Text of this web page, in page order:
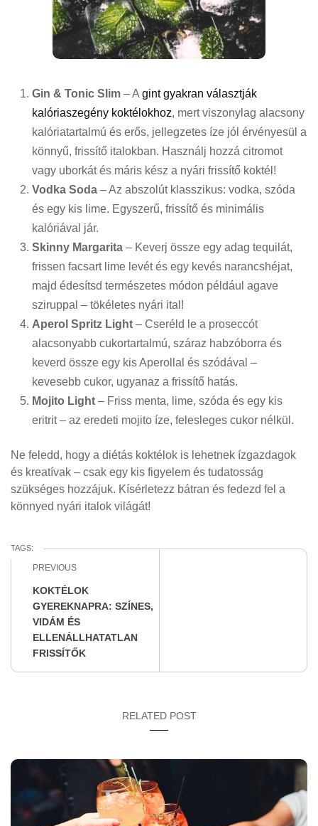
Gin & Tonic Slim – A gint gyakran választják
kalóriaszegény koktélokhoz, mert viszonylag alacsony
kalóriatartalmú és erős, jellegzetes íze jól érvényesül a
könnyű, frissítő italokban. Használj hozzá citromot
vagy uborkát és máris kész a nyári frissítő koktél!
Vodka Soda – Az abszolút klasszikus: vodka, szóda
és egy kis lime. Egyszerű, frissítő és minimális
kalóriával jár.
Skinny Margarita – Keverj össze egy adag tequilát,
frissen facsart lime levét és egy kevés narancshéjat,
majd édesítsd természetes módon például agave
sziruppal – tökéletes nyári ital!
Aperol Spritz Light – Cseréld le a proseccót
alacsonyabb cukortartalmú, száraz habzóborra és
keverd össze egy kis Aperollal és szódával –
kevesebb cukor, ugyanaz a frissítő hatás.
Mojito Light – Friss menta, lime, szóda és egy kis
eritrit – az eredeti mojito íze, felesleges cukor nélkül.
Ne feledd, hogy a diétás koktélok is lehetnek ízgazdagok
és kreatívak – csak egy kis figyelem és tudatosság
szükséges hozzájuk. Kísérletezz bátran és fedezd fel a
könnyed nyári italok világát!
TAGS:
PREVIOUS
KOKTÉLOK
GYEREKNAPRA: SZÍNES,
VIDÁM ÉS
ELLENÁLLHATATLAN
FRISSÍTŐK
RELATED POST